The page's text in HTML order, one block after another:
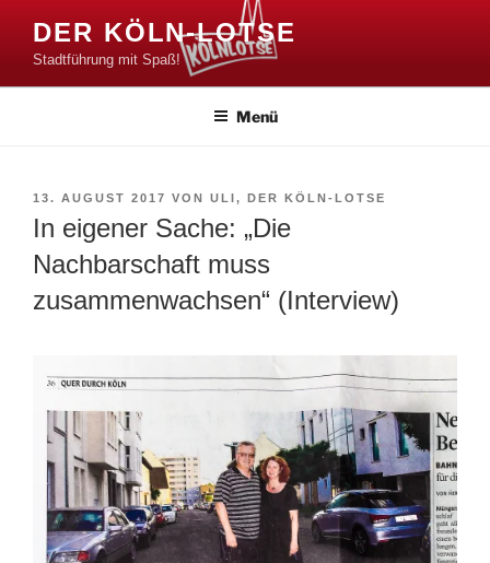
Inhalt
springen
DER KÖLN-LOTSE
Stadtführung mit Spaß!
Menü
VERÖFFENTLICHT
AM
13. AUGUST 2017 VON ULI, DER KÖLN-LOTSE
In eigener Sache: „Die
Nachbarschaft muss
zusammenwachsen“ (Interview)